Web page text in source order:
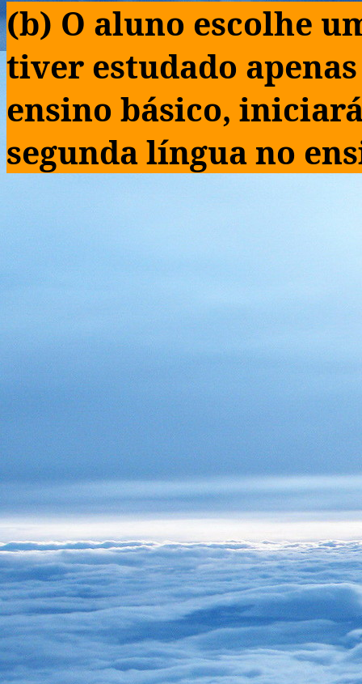
(b) O aluno escolhe
tiver estudado
ensino básico,
segunda língua no